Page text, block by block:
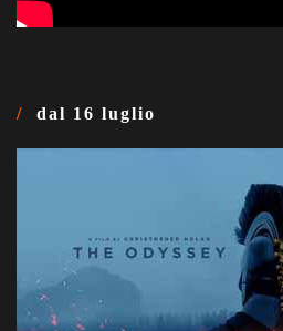
dal 16 luglio